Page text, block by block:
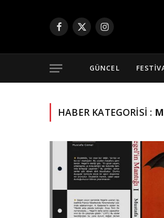
Facebook
X
Instagram
GÜNCEL
HABER KATEGORISI :